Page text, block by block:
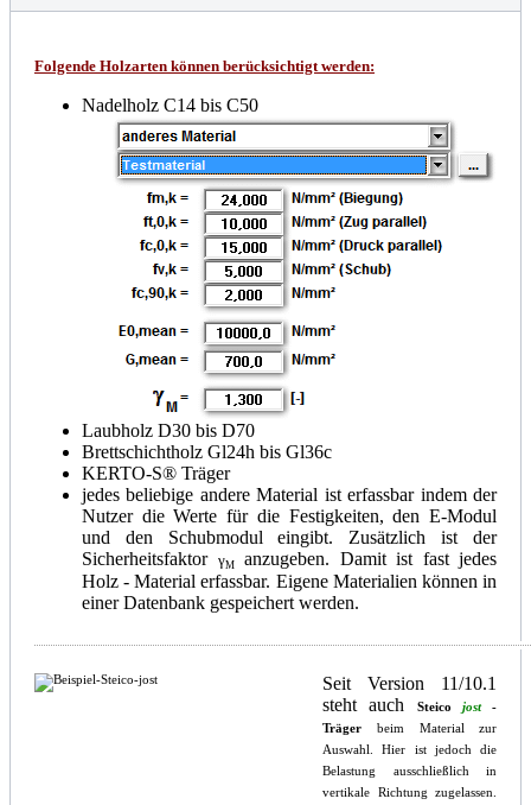
Folgende Holzarten können berücksichtigt werden:
Nadelholz C14 bis C50
Laubholz D30 bis D70
Brettschichtholz Gl24h bis Gl36c
KERTO-S® Träger
jedes beliebige andere Material ist erfassbar indem der
Nutzer die Werte für die Festigkeiten, den E-Modul
und den Schubmodul eingibt. Zusätzlich ist der
Sicherheitsfaktor γManzugeben. Damit ist fast jedes
Holz - Material erfassbar. Eigene Materialien können in
einer Datenbank gespeichert werden.
Seit Version 11/10.1
steht auch
Steico jost-
Träger
beim Material zur
Auswahl. Hier ist jedoch die
Belastung ausschließlich in
vertikale Richtung zugelassen.